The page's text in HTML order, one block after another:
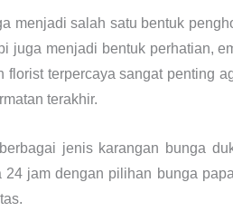
menjadi salah satu bentuk
juga menjadi bentuk perhatian,
terpercaya sangat penting
terakhir.
jenis karangan bunga
jam dengan pilihan bunga